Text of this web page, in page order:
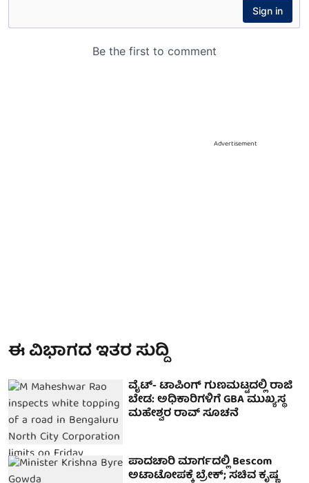
Advertisement
ಈ ವಿಭಾಗದ ಇತರ ಸುದ್ದಿ
ವೈಟ್- ಟಾಪಿಂಗ್ ಗುಣಮಟ್ಟದಲ್ಲಿ ರಾಜಿ
ಬೇಡ: ಅಧಿಕಾರಿಗಳಿಗೆ GBA ಮುಖ್ಯಸ್ಥ
ಮಹೇಶ್ವರ ರಾವ್ ಸೂಚನೆ
ಪಾದಚಾರಿ ಮಾರ್ಗದಲ್ಲಿ Bescom
ಅಟಾಟೋಪಕ್ಕೆ ಬ್ರೇಕ್; ಸಚಿವ ಕೃಷ್ಣ